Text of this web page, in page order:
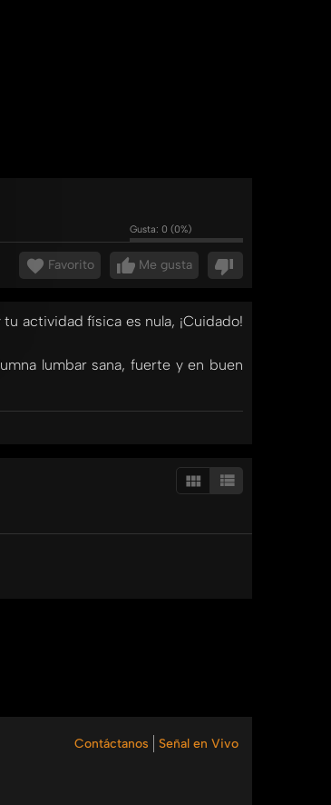
Gusta: 0 (0%)
Me gusta
Favorito
actividad física es nula, ¡Cuidado!
lumbar sana, fuerte y en buen
Contáctanos Señal en Vivo